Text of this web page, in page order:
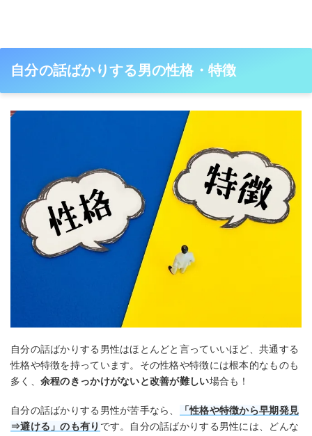
自分の話ばかりする男の性格・特徴
自分の話ばかりする男性はほとんどと言っていいほど、共通する
性格や特徴を持っています。その性格や特徴には根本的なものも
多く、 余程のきっかけがないと改善が難しい場合も！
自分の話ばかりする男性が苦手なら、
「性格や特徴から早期発見
⇒避ける」のも有り です。自分の話ばかりする男性には、どんな